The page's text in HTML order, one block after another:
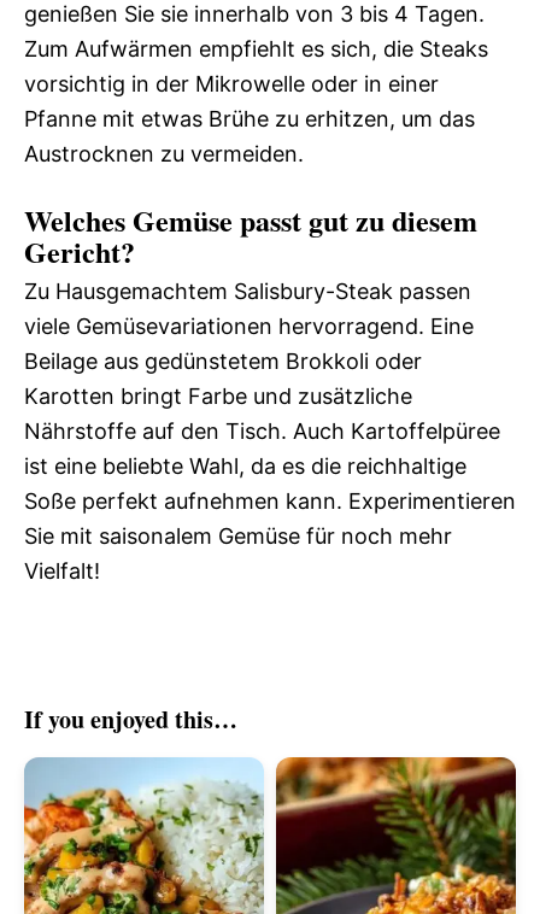
genießen Sie sie innerhalb von 3 bis 4 Tagen.
Zum Aufwärmen empfiehlt es sich, die Steaks
vorsichtig in der Mikrowelle oder in einer
Pfanne mit etwas Brühe zu erhitzen, um das
Austrocknen zu vermeiden.
Welches Gemüse passt gut zu diesem
Gericht?
Zu Hausgemachtem Salisbury-Steak passen
viele Gemüsevariationen hervorragend. Eine
Beilage aus gedünstetem Brokkoli oder
Karotten bringt Farbe und zusätzliche
Nährstoffe auf den Tisch. Auch Kartoffelpüree
ist eine beliebte Wahl, da es die reichhaltige
Soße perfekt aufnehmen kann. Experimentieren
Sie mit saisonalem Gemüse für noch mehr
Vielfalt!
If you enjoyed this…